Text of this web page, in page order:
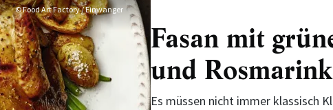
© Food Art Factory / Einwanger
Fasan mit
und
Es müssen nicht immer klassisch